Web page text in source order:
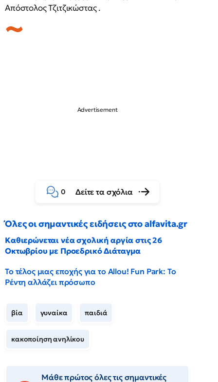
Απόστολος Τζιτζικώστας .
0 Δείτε τα σχόλια
Όλες οι σημαντικές ειδήσεις στο alfavita.gr
Καθιερώνεται νέα σχολική αργία στις 26
Οκτωβρίου με Προεδρικό Διάταγμα
Το τέλος μιας εποχής για το Allou! Fun Park: Το
Ρέντη αλλάζει πρόσωπο
βία γυναίκα παιδιά
κακοποίηση ανηλίκου
Μάθε πρώτος όλες τις σημαντικές